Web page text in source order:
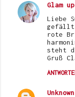
Glam
Liebe
gefällt
rote
steht
Gruß
Unknown